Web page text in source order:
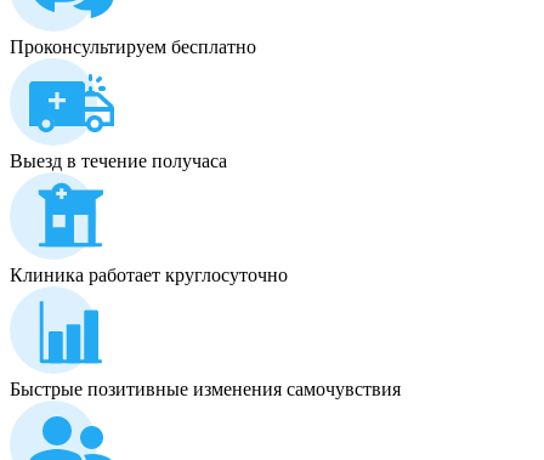
Проконсультируем бесплатно
Выезд в течение получаса
Клиника работает круглосуточно
Быстрые позитивные изменения самочувствия